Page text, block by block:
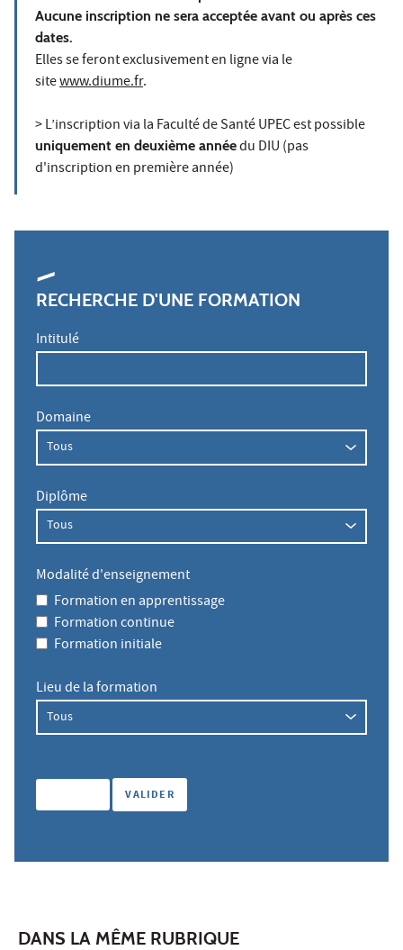
Aucune inscription ne sera acceptée avant ou après ces
dates.
Elles se feront exclusivement en ligne via le
sitewww.diume.fr.
> L’inscription via la Faculté de Santé UPEC est possible
uniquement en deuxième annéedu DIU (pas
d'inscription en première année)
RECHERCHE D'UNE FORMATION
Intitulé
Domaine
Diplôme
Modalité d'enseignement
Formation en apprentissage
Formation continue
Formation initiale
Lieu de la formation
DANS LA MÊME RUBRIQUE